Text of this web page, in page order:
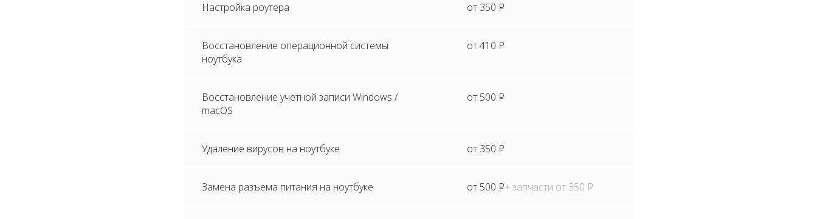
Настройка роутера от 350 Р
Восстановление операционной системы
ноутбука
от 410 Р
Восстановление учетной записи Windows /
macOS
от 500 Р
Удаление вирусов на ноутбуке от 350 Р
Замена разъема питания на ноутбуке от 500 Р+ запчасти от 350 Р